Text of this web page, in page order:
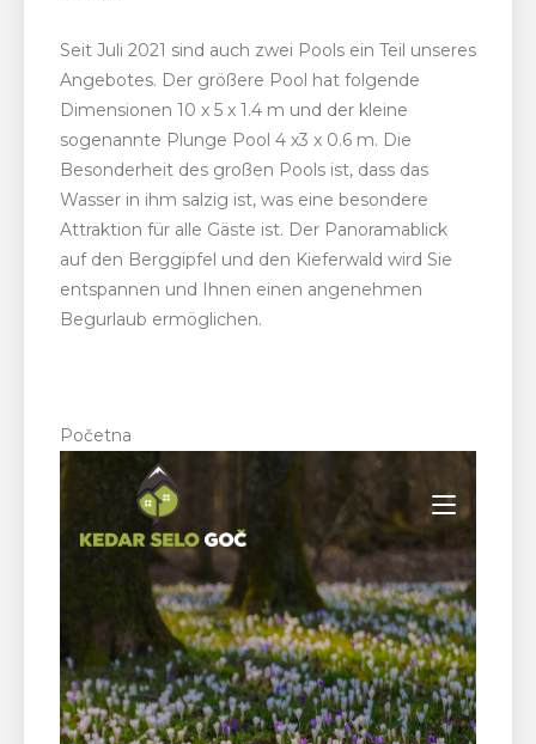
Seit Juli 2021 sind auch zwei Pools ein Teil unseres
Angebotes. Der größere Pool hat folgende
Dimensionen 10 x 5 x 1.4 m und der kleine
sogenannte Plunge Pool 4 x3 x 0.6 m. Die
Besonderheit des großen Pools ist, dass das
Wasser in ihm salzig ist, was eine besondere
Attraktion für alle Gäste ist. Der Panoramablick
auf den Berggipfel und den Kieferwald wird Sie
entspannen und Ihnen einen angenehmen
Begurlaub ermöglichen.
Početna